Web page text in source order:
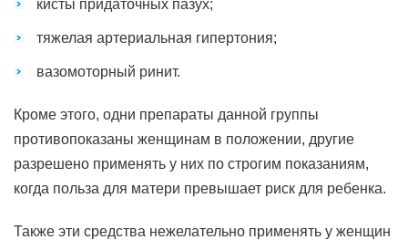
кисты придаточных пазух;
тяжелая артериальная гипертония;
вазомоторный ринит.
Кроме этого, одни препараты данной группы
противопоказаны женщинам в положении, другие
разрешено применять у них по строгим показаниям,
когда польза для матери превышает риск для ребенка.
Также эти средства нежелательно применять у женщин